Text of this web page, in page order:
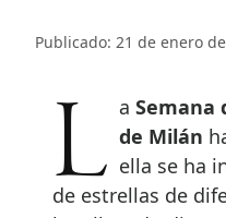
Publicado: 21 de enero
LaSemana
de Milán
ella se ha
de estrellas de